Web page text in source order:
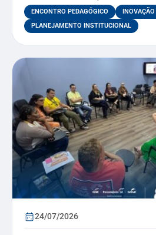
educacionais
ENCONTRO PEDAGÓGICO
PLANEJAMENTO INSTITUCIONAL
24/07/2026